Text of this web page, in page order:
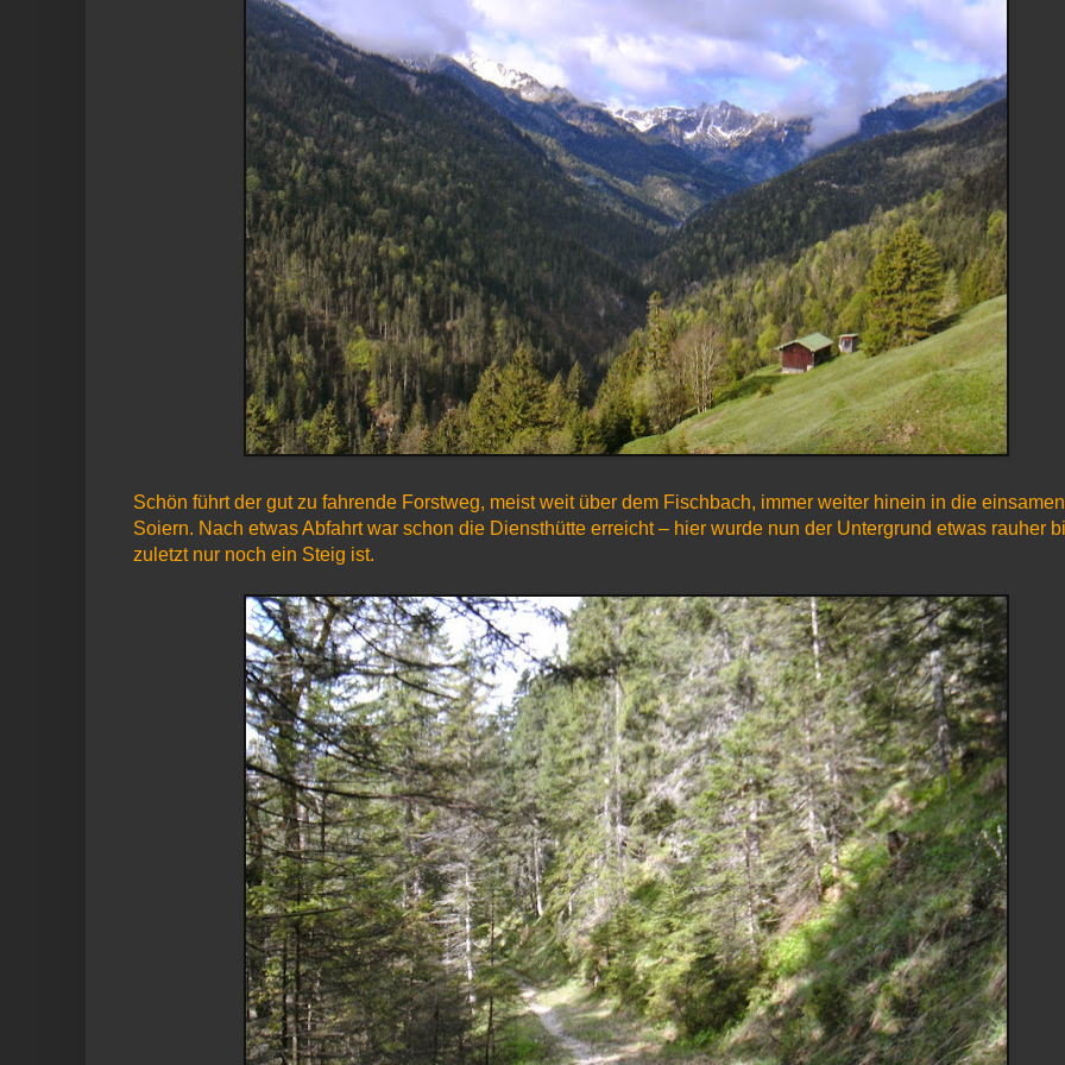
Schön führt der gut zu fahrende Forstweg, meist weit über dem Fischbach, immer weiter hinein in die einsamen
Soiern. Nach etwas Abfahrt war schon die Diensthütte erreicht – hier wurde nun der Untergrund etwas rauher
zuletzt nur noch ein Steig ist.